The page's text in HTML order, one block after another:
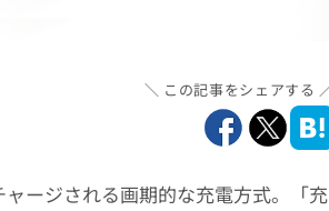
この記事をシェアする
ージされる画期的な充電方式。「充